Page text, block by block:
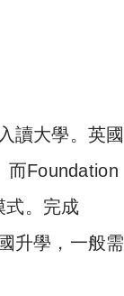
讀大學。英國
而Foundation
式。完成
升學，一般需